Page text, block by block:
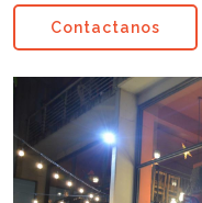
Contactanos